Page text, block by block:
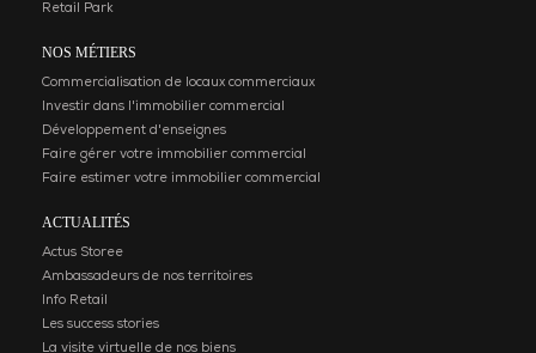
Retail Park
NOS MÉTIERS
Commercialisation de locaux commerciaux
Investir dans l'immobilier commercial
Développement d'enseignes
Faire gérer votre immobilier commercial
Faire estimer votre immobilier commercial
ACTUALITÉS
Actus Storee
Ambassadeurs de nos territoires
Info Retail
Les success stories
La visite virtuelle de nos biens